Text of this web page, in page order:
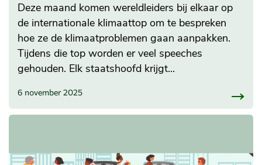
Deze maand komen wereldleiders bij elkaar op
de internationale klimaattop om te bespreken
hoe ze de klimaatproblemen gaan aanpakken.
Tijdens die top worden er veel speeches
gehouden. Elk staatshoofd krijgt...
6 november 2025